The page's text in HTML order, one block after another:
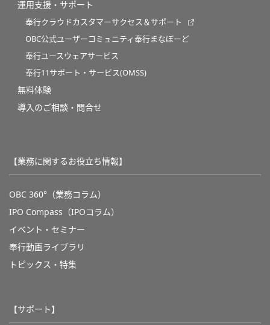
運用支援・サポート
奉行クラウドカスタマーサクセス＆サポート
OBC公式ユーザーコミュニティ奉行まなぼーど
奉行ユースウェアサービス
奉行11サポート・サービス(OMSS)
無料体験
導入のご相談・問合せ
【業務に関するお役立ち情報】
OBC 360°（業務コラム）
IPO Compass（IPOコラム）
イベント・セミナー
奉行動画ライブラリ
トピックス・特集
【サポート】